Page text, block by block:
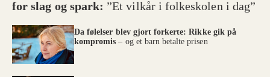
for slag og spark: ”Et vilkår i folkeskolen i dag”
Da følelser blev gjort forkerte: Rikke gik på
kompromis– og et barn betalte prisen